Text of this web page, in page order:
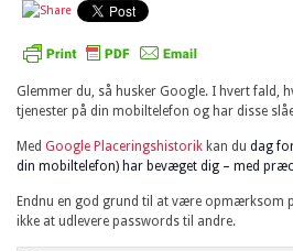
Glemmer du, så husker Google. I hvert fald,
tjenester på din mobiltelefon og har disse
Med Google Placeringshistorik kan du dag
din mobiltelefon) har bevæget dig – med
Endnu en god grund til at være opmærksom
ikke at udlevere passwords til andre.